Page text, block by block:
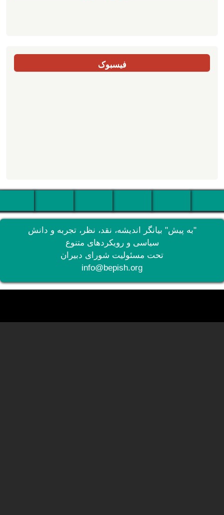
فیسبوک
"به پیش" بیانگر اندیشه، نقد، نظر، تجربه و دانش
سیاسی و رویکردهای متنوع
تحت مسئولیت شورای دبیران
info@bepish.org